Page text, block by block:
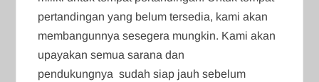
pertandingan yang belum tersedia, kami akan
membangunnya sesegera mungkin. Kami akan
upayakan semua sarana dan
pendukungnya sudah siap jauh sebelum